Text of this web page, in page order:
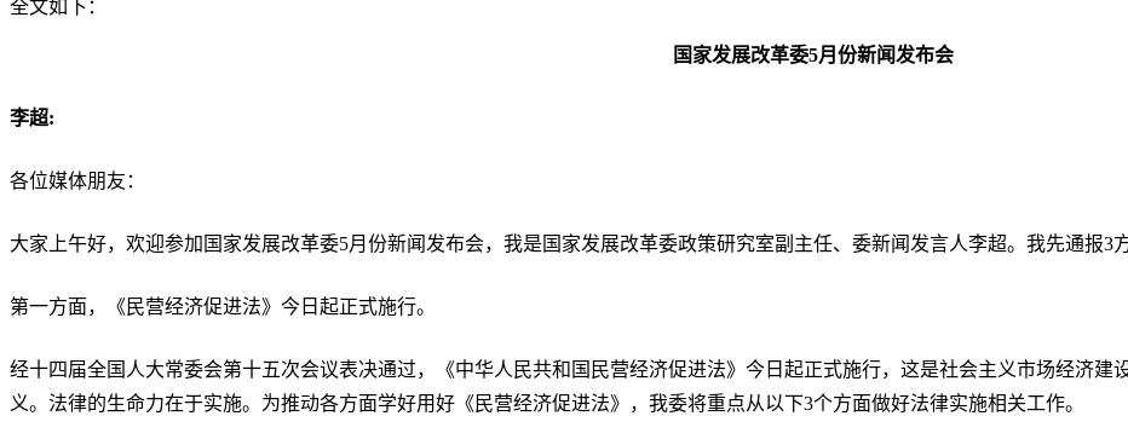
全文如下：
国家发展改革委5月份新闻发布会
李超:
各位媒体朋友：
大家上午好，欢迎参加国家发展改革委5月份新闻发布会，我是国家发展改革委政策研究室副主任、委新闻发言人李超。我先通报3
第一方面，《民营经济促进法》今日起正式施行。
经十四届全国人大常委会第十五次会议表决通过，《中华人民共和国民营经济促进法》今日起正式施行，这是社会主义市场经济
义。法律的生命力在于实施。为推动各方面学好用好《民营经济促进法》，我委将重点从以下3个方面做好法律实施相关工作。